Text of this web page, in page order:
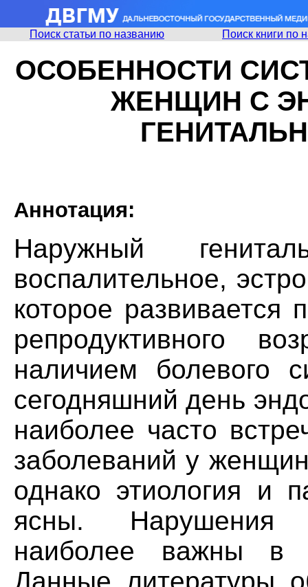
Поиск статьи по названию Поиск книги по
ОСОБЕННОСТИ
ЖЕНЩИН С
Аннотация:
Наружный
воспалительное,
которое
репродуктивного
наличием болевого
сегодняшний день
наиболее часто
заболеваний у
однако этиология и
ясны. Нарушения
наиболее важны в
Данные литературы